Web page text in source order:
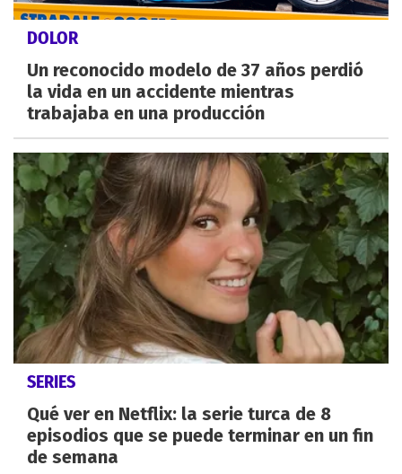
DOLOR
Un reconocido modelo de 37 años perdió
la vida en un accidente mientras
trabajaba en una producción
SERIES
Qué ver en Netflix: la serie turca de 8
episodios que se puede terminar en un fin
de semana